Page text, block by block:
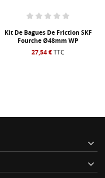
Bagues De Friction SKF
Fourche Ø48mm WP
27,54 €TTC

